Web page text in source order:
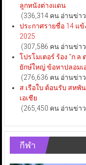
ลูกหนังต่างแดน
(336,314 คน อ่านข่า
ประกาศรายชื่อ 14 แ
2025
(307,586 คน อ่านข่า
โปรโมเตอร์ ร้อง “ก.
ยักษ์ใหญ่ ข้อหาปลอมเ
(276,636 คน อ่านข่า
ส.เรือใบ ต้อนรับ สหพั
เอเชีย
(265,450 คน อ่านข่า
กีฬา